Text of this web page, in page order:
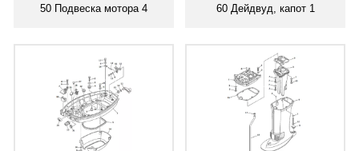
50 Подвеска мотора 4 60 Дейдвуд, капот 1